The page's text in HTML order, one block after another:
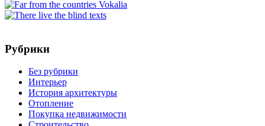
Рубрики
Без рубрики
Интерьер
История архитектуры
Отопление
Покупка недвижимости